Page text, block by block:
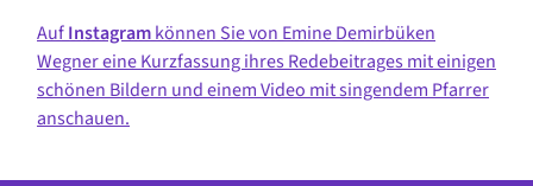
AufInstagramkönnen Sie von Emine Demirbüken
Wegner eine Kurzfassung ihres Redebeitrages mit einigen
schönen Bildern und einem Video mit singendem Pfarrer
anschauen.